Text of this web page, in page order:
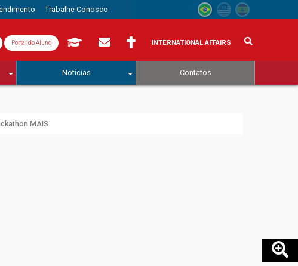
Trabalhe Conosco
Portal do Aluno INTERNATIONAL AFFAIRS
Notícias Contatos
MAIS